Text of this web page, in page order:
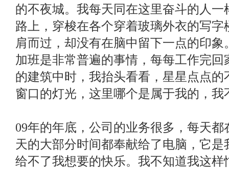
的不夜城。我每天同在这里奋斗的人
路上，穿梭在各个穿着玻璃外衣的写
肩而过，却没有在脑中留下一点的印
加班是非常普遍的事情，每每工作完
的建筑中时，我抬头看看，星星点点
窗口的灯光，这里哪个是属于我的，
09年的年底，公司的业务很多，每天
天的大部分时间都奉献给了电脑，它
给不了我想要的快乐。我不知道我这